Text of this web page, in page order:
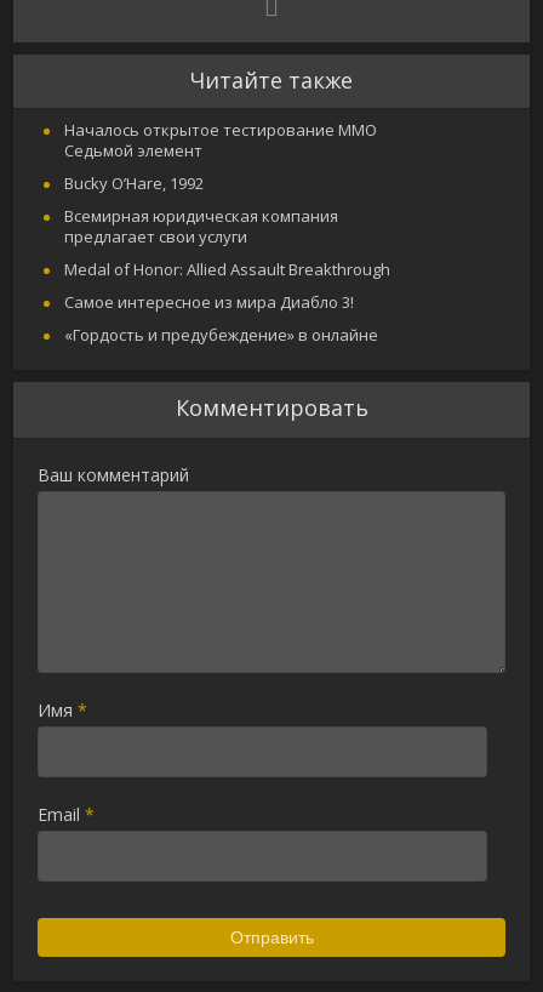
Читайте также
Началось открытое тестирование MMO
Седьмой элемент
Bucky O’Hare, 1992
Всемирная юридическая компания
предлагает свои услуги
Medal of Honor: Allied Assault Breakthrough
Самое интересное из мира Диабло 3!
«Гордость и предубеждение» в онлайне
Комментировать
Ваш комментарий
Имя*
Email*